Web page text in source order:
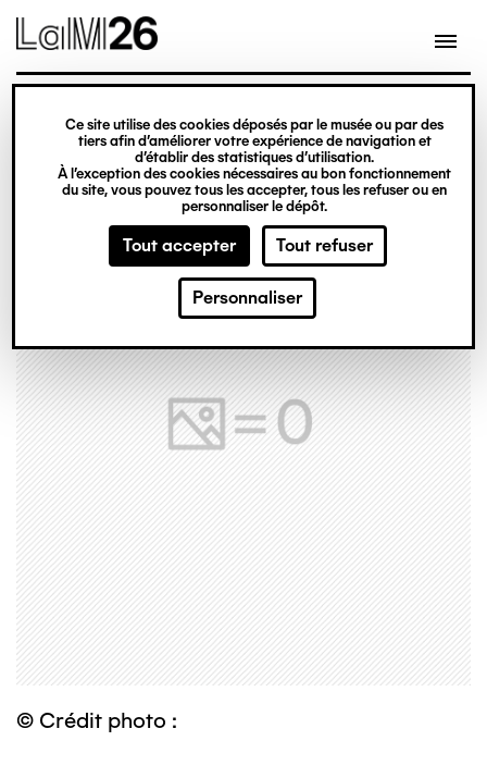
Gestion des cookies
Ce site utilise des cookies déposés par le musée ou par des
tiers afin d’améliorer votre expérience de navigation et
d’établir des statistiques d’utilisation.
À l’exception des cookies nécessaires au bon fonctionnement
du site, vous pouvez tous les accepter, tous les refuser ou en
personnaliser le dépôt.
Tout accepter Tout refuser
Personnaliser
contenu
© Crédit photo :